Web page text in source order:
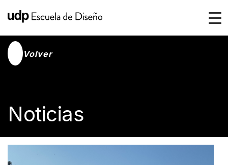
Noticias
Volver